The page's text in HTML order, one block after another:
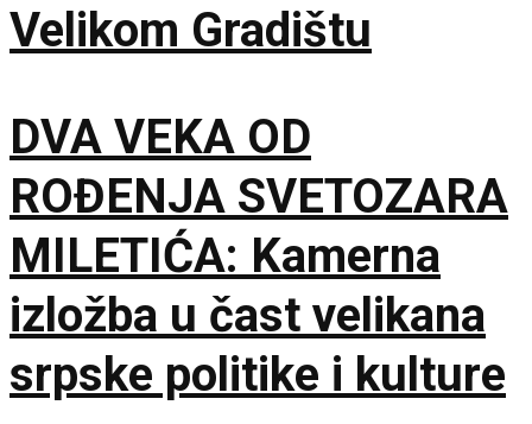
Velikom Gradištu
DVA VEKA OD
ROĐENJA SVETOZARA
MILETIĆA: Kamerna
izložba u čast velikana
srpske politike i kulture